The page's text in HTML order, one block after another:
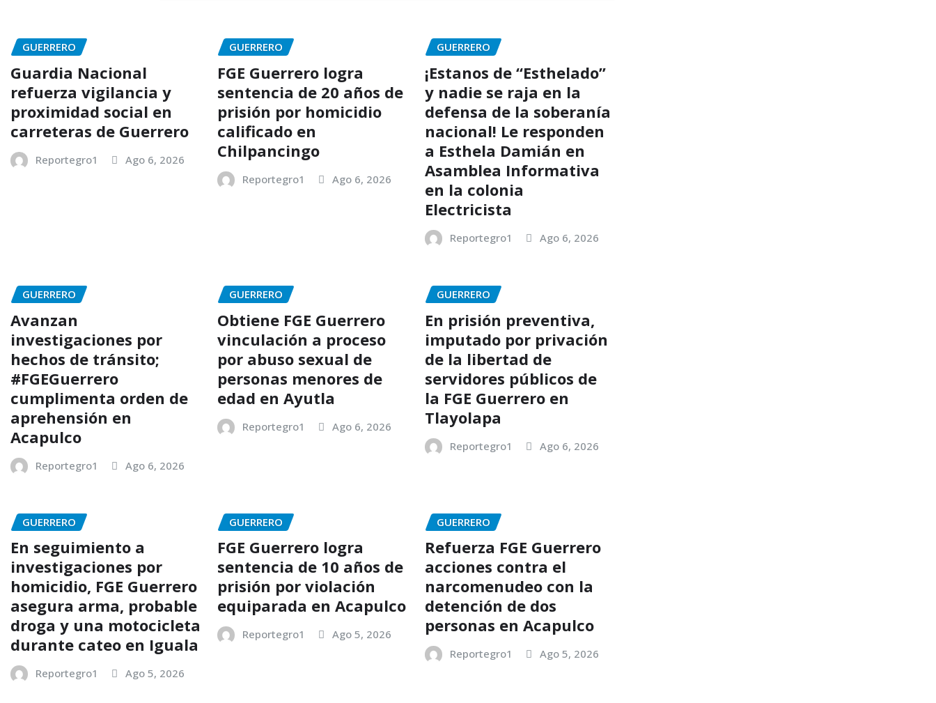
GUERRERO
Guardia Nacional
refuerza vigilancia y
proximidad social en
carreteras de Guerrero
Reportegro1 Ago 6, 2026
GUERRERO
FGE Guerrero logra
sentencia de 20 años de
prisión por homicidio
calificado en
Chilpancingo
Reportegro1 Ago 6, 2026
GUERRERO
¡Estanos de “Esthelado”
y nadie se raja en la
defensa de la soberanía
nacional! Le responden
a Esthela Damián en
Asamblea Informativa
en la colonia
Electricista
Reportegro1 Ago 6, 2026
GUERRERO
Avanzan
investigaciones por
hechos de tránsito;
#FGEGuerrero
cumplimenta orden de
aprehensión en
Acapulco
Reportegro1 Ago 6, 2026
GUERRERO
Obtiene FGE Guerrero
vinculación a proceso
por abuso sexual de
personas menores de
edad en Ayutla
Reportegro1 Ago 6, 2026
GUERRERO
En prisión preventiva,
imputado por privación
de la libertad de
servidores públicos de
la FGE Guerrero en
Tlayolapa
Reportegro1 Ago 6, 2026
GUERRERO
En seguimiento a
investigaciones por
homicidio, FGE Guerrero
asegura arma, probable
droga y una motocicleta
durante cateo en Iguala
Reportegro1 Ago 5, 2026
GUERRERO
FGE Guerrero logra
sentencia de 10 años de
prisión por violación
equiparada en Acapulco
Reportegro1 Ago 5, 2026
GUERRERO
Refuerza FGE Guerrero
acciones contra el
narcomenudeo con la
detención de dos
personas en Acapulco
Reportegro1 Ago 5, 2026